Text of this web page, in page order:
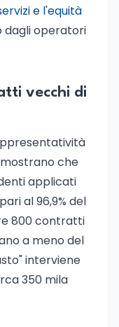
e l'equità
dagli operatori
vecchi di
che
applicati
al 96,9% del
800 contratti
a meno del
interviene
350 mila